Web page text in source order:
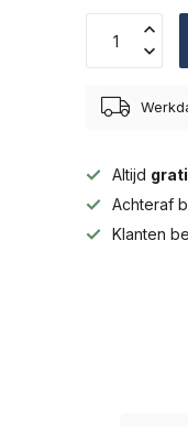
Altijd
Achteraf
Klanten